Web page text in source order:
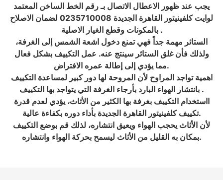
يجب عند ظهور الاعطال الاتصال بـ رقم الخط الساخن المعتمد
لوايت كلفينيتور القاهرة الجديدة 0235710008 لضمان الاصلاح
بالمكونات وقطع الغيار الاصلية .
الستائر مهمة جداً فهي تمنع دخول اشعة الشمس إلى الغرفة،
ولذلك فأن غلق الستائر سينتج عنه. عمل التكييف بشكل فعال
مما يؤدي إلى إطالة عمره الافتراض.
اهمية تواجد المراوح لأن المروحة لها دور كبير لمساعدة التكييف
بانتشار الهواء البارد بأرجاء الغرفة التي يتواجد بها التكييف .
ااستخدام التكييف بغرفة بها الكثير من الأثاث، يؤدي لعدم قدرة
تكييف كلفينيتور القاهرة الجديدة بأداء دوره بكفاءة عالية.
لأن الأثاث يحجب الهواء ويعيق انتشاره، لذلك قم بوضع التكييف
بمكان به القليل من الأثاث ليسمح بحركة الهواء وانتشاره.